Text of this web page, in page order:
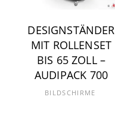
DESIGNSTÄNDER
MIT ROLLENSET
BIS 65 ZOLL –
AUDIPACK 700
BILDSCHIRME